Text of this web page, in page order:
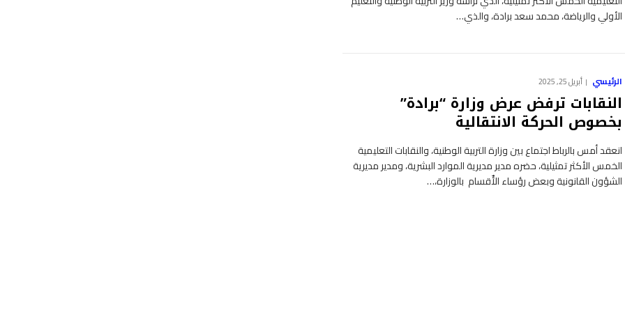
الأولي والرياضة، محمد سعد برادة، والذي…
الرئيسي أبريل 25, 2025
النقابات ترفض عرض وزارة “برادة”
بخصوص الحركة الانتقالية
انعقد أمس بالرباط اجتماع بين وزارة التربية الوطنية، والنقابات التعليمية
الخمس الأكثر تمثيلية، حضره مدير مديرية الموارد البشرية، ومدير مديرية
الشؤون القانونية وبعض رؤساء الأٌقسام بالوزارة،…